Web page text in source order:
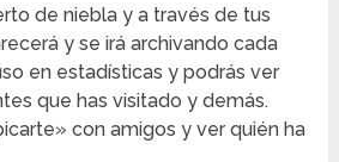
de niebla y a través de tus
y se irá archivando cada
en estadísticas y podrás ver
que has visitado y demás.
con amigos y ver quién ha